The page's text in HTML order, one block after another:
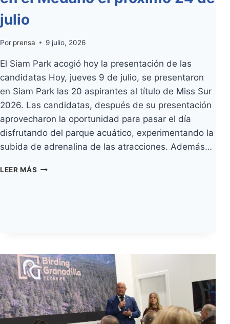
julio
Por prensa 9 julio, 2026
El Siam Park acogió hoy la presentación de las
candidatas Hoy, jueves 9 de julio, se presentaron
en Siam Park las 20 aspirantes al título de Miss Sur
2026. Las candidatas, después de su presentación
aprovecharon la oportunidad para pasar el día
disfrutando del parque acuático, experimentando la
subida de adrenalina de las atracciones. Además…
LEER MÁS ‘MISS
EL
PRÓXIMO
24
DE
JULIO